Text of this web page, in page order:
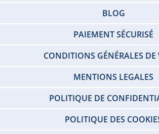
BLOG
PAIEMENT SÉCURISÉ
CONDITIONS GÉNÉRALES DE
MENTIONS LEGALES
POLITIQUE DE
POLITIQUE DES